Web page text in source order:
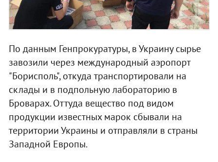
По данным Генпрокуратуры, в Украину сырье
завозили через международный аэропорт
"Борисполь", откуда транспортировали на
склады и в подпольную лабораторию в
Броварах. Оттуда вещество под видом
продукции известных марок сбывали на
территории Украины и отправляли в страны
Западной Европы.